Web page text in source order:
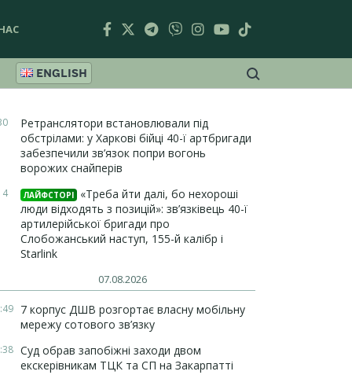
ENGLISH
Ретранслятори встановлювали під
обстрілами: у Харкові бійці 40-ї артбригади
забезпечили зв’язок попри вогонь
ворожих снайперів
ЛАЙФСТОРІ
«Треба йти далі, бо нехороші
люди відходять з позицій»: зв’язківець 40-ї
артилерійської бригади про
Слобожанський наступ, 155-й калібр і
Starlink
07.08.2026
7 корпус ДШВ розгортає власну мобільну
мережу сотового зв’язку
Суд обрав запобіжні заходи двом
екскерівникам ТЦК та СП на Закарпатті